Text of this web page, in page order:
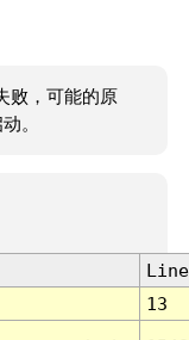
败，可能的原
。
Line
13